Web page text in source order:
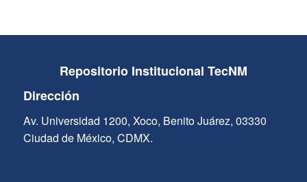
Repositorio Institucional TecNM
Dirección
Av. Universidad 1200, Xoco, Benito Juárez, 03330
Ciudad de México, CDMX.